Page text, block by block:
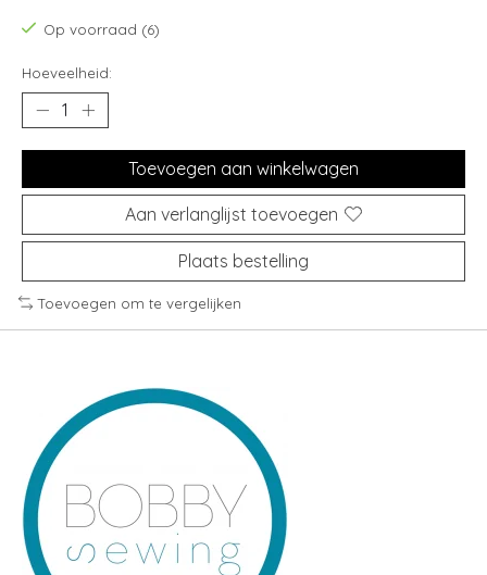
Op voorraad (6)
Hoeveelheid:
Toevoegen aan winkelwagen
Aan verlanglijst toevoegen
Plaats bestelling
Toevoegen om te vergelijken